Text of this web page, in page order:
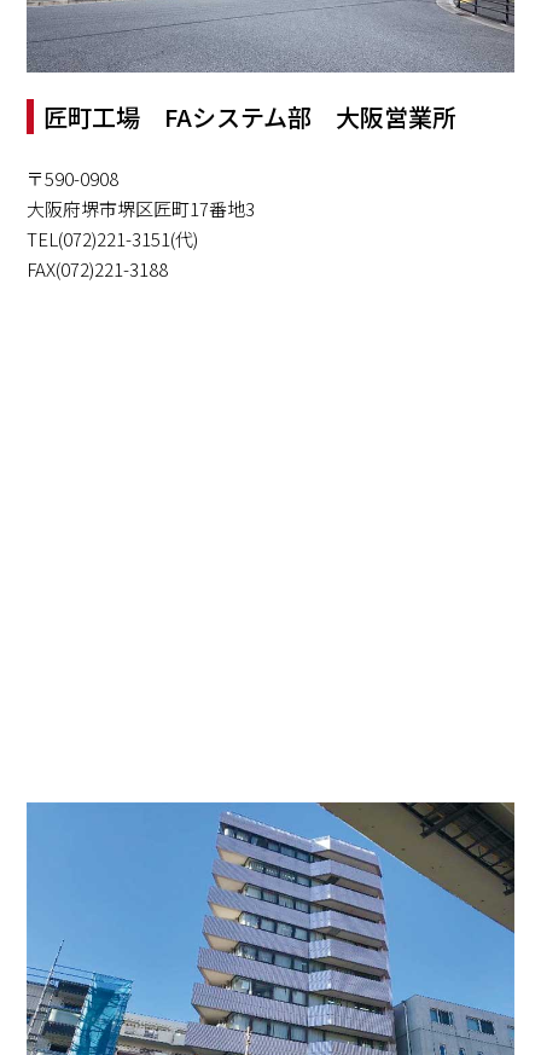
匠町工場 FAシステム部 大阪営業所
〒590-0908
大阪府堺市堺区匠町17番地3
TEL(072)221-3151(代)
FAX(072)221-3188